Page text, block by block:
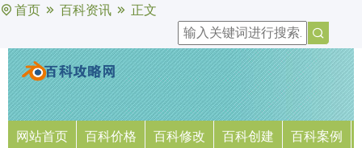
首页 百科资讯 正文
网站首页 百科价格 百科修改 百科创建 百科案例